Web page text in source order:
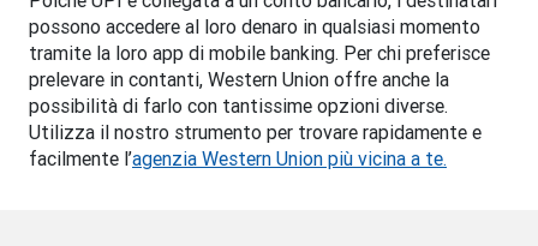
possono accedere al loro denaro in qualsiasi momento
tramite la loro app di mobile banking. Per chi preferisce
prelevare in contanti, Western Union offre anche la
possibilità di farlo con tantissime opzioni diverse.
Utilizza il nostro strumento per trovare rapidamente e
facilmente l’agenzia Western Union più vicina a te.